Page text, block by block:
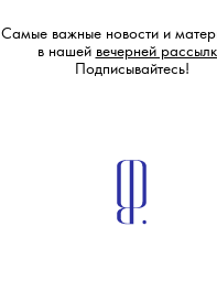
Самые важные новости и
в нашей вечерней
Подписывайтесь!